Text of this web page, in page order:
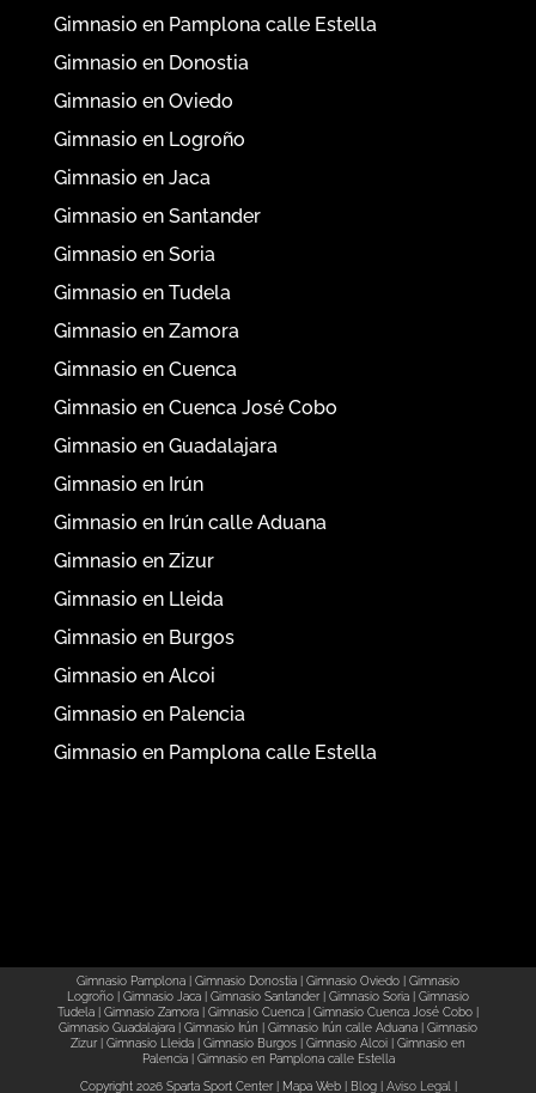
Gimnasio en Pamplona calle Estella
Gimnasio en Donostia
Gimnasio en Oviedo
Gimnasio en Logroño
Gimnasio en Jaca
Gimnasio en Santander
Gimnasio en Soria
Gimnasio en Tudela
Gimnasio en Zamora
Gimnasio en Cuenca
Gimnasio en Cuenca José Cobo
Gimnasio en Guadalajara
Gimnasio en Irún
Gimnasio en Irún calle Aduana
Gimnasio en Zizur
Gimnasio en Lleida
Gimnasio en Burgos
Gimnasio en Alcoi
Gimnasio en Palencia
Gimnasio en Pamplona calle Estella
Gimnasio Pamplona Gimnasio Donostia Gimnasio Oviedo
Gimnasio
Logroño
Gimnasio Jaca Gimnasio Santander| Gimnasio Soria
Gimnasio
Tudela
Gimnasio Zamora Gimnasio Cuenca Gimnasio Cuenca José Cobo
Gimnasio Guadalajara
Gimnasio Irún Gimnasio Irún calle Aduana
Gimnasio
Zizur| Gimnasio Lleida Gimnasio Burgos Gimnasio Alcoi
Gimnasio en
Palencia
Gimnasio en Pamplona calle Estella
Copyright 2026 Sparta Sport Center Mapa Web| Blog| Aviso Legal